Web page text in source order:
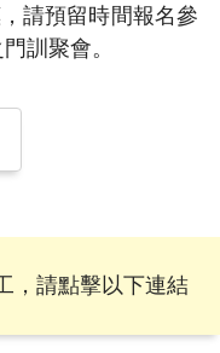
請預留時間報名參
訓聚會。
， 請點擊以下連結